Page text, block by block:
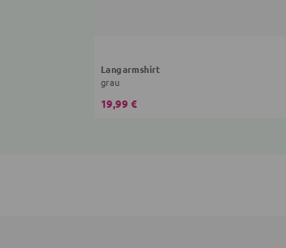
Langarmshirt
grau
19,99 €